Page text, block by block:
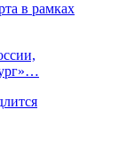
в рамках